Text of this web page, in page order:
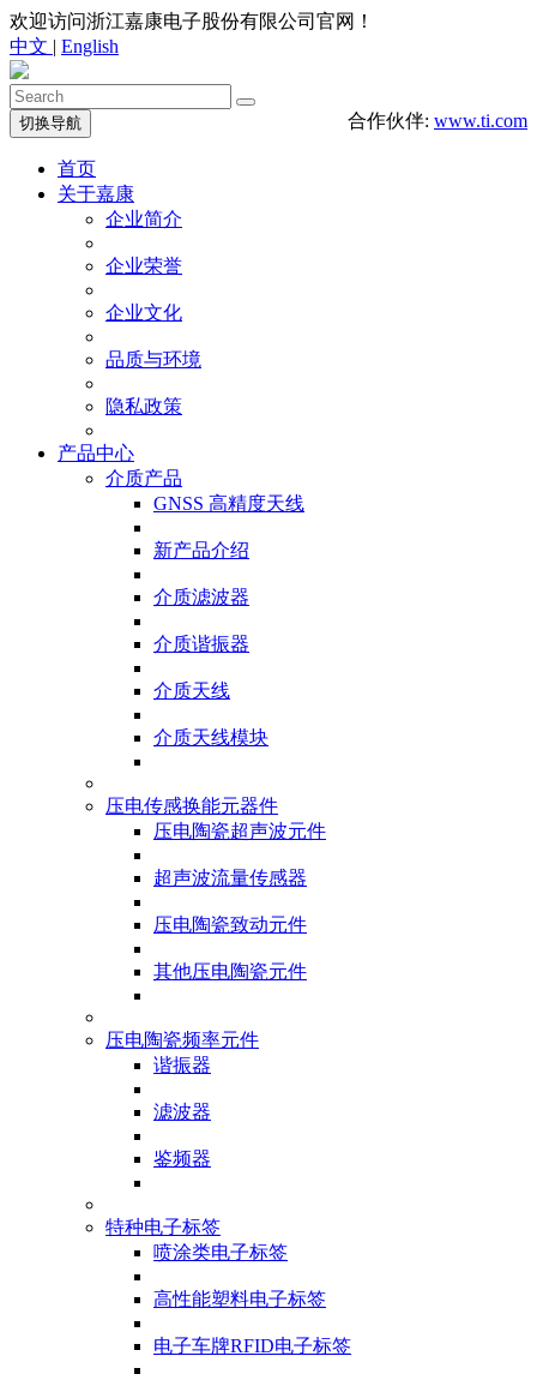
欢迎访问浙江嘉康电子股份有限公司官网！
中文 | English
合作伙伴: www.ti.com
切换导航
首页
关于嘉康
企业简介
企业荣誉
企业文化
品质与环境
隐私政策
产品中心
介质产品
GNSS 高精度天线
新产品介绍
介质滤波器
介质谐振器
介质天线
介质天线模块
压电传感换能元器件
压电陶瓷超声波元件
超声波流量传感器
压电陶瓷致动元件
其他压电陶瓷元件
压电陶瓷频率元件
谐振器
滤波器
鉴频器
特种电子标签
喷涂类电子标签
高性能塑料电子标签
电子车牌RFID电子标签